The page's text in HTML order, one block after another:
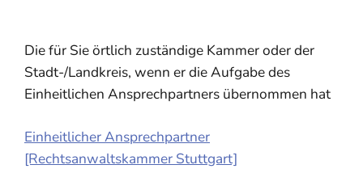
Die für Sie örtlich zuständige Kammer oder der
Stadt-/Landkreis, wenn er die Aufgabe des
Einheitlichen Ansprechpartners übernommen hat
Einheitlicher Ansprechpartner
[Rechtsanwaltskammer Stuttgart]